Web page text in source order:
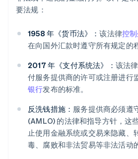
要法规：
1958 年《货币法》：该法律控
在向国外汇款时遵守所有规定的
2017 年《支付系统法》： 该法
付服务提供商的许可或注册进行
银行发布的标准。
反洗钱措施： 服务提供商必须遵
(AMLO) 的法律和指导方针，这
止使用金融系统或交易来隐藏、
毒、腐败和非法贸易等非法活动